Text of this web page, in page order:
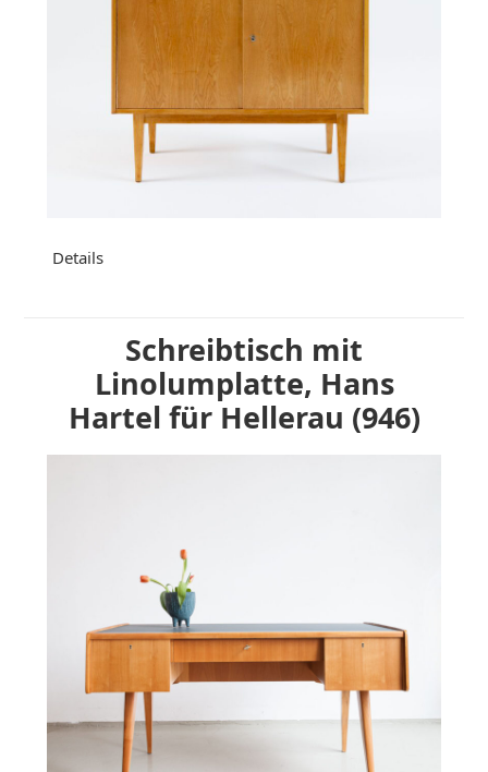
Details
Schreibtisch mit
Linolumplatte, Hans
Hartel für Hellerau (946)